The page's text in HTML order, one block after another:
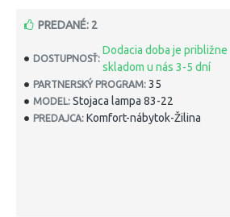
DOSTUPNOSŤ:
Dodacia doba je
skladom u nás 3-5 dní
PARTNERSKÝ PROGRAM: 35
MODEL: Stojaca lampa 83-22
PREDAJCA: Komfort-nábytok-Žilina
PREDANÉ: 2